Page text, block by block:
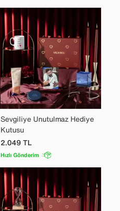
Sevgiliye Unutulmaz Hediye
Kutusu
2.049TL
Hızlı Gönderim